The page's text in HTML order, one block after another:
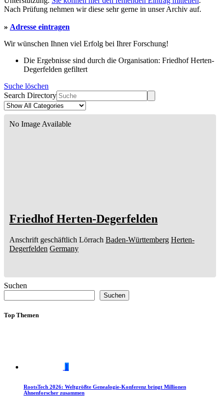
Nach Prüfung nehmen wir diese sehr gerne in unser Archiv auf.
» Adresse eintragen
Wir wünschen Ihnen viel Erfolg bei Ihrer Forschung!
Die Ergebnisse sind durch die Organisation: Friedhof Herten-
Degerfelden gefiltert
Suche löschen
Search Directory
No Image Available
Friedhof Herten-Degerfelden
Anschrift geschäftlich Lörrach Baden-Württemberg Herten-
Degerfelden Germany
Suchen
Suchen
Top Themen
1
RootsTech 2026: Weltgrößte Genealogie-Konferenz bringt Millionen
Ahnenforscher zusammen